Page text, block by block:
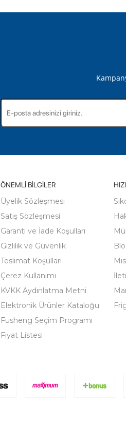
ÖNEMLI BILGILER
Üyelik Sözleşmesi
Satış Sözleşmesi
Garanti ve İade Koşulları
Gizlilik ve Güvenlik
Teslimat Koşulları
Çerez Kullanımı
KVKK Aydınlatma Metni
Elektronik Ürünler Kataloğu
Fusheng Seçim Programı
Fiyat Listesi